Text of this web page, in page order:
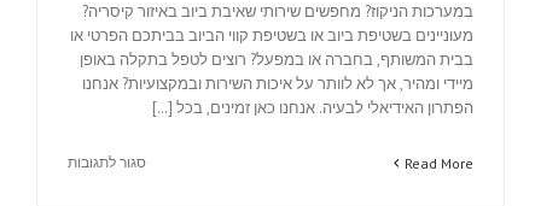
במערכות הניקוז? מחפשים שירותי שאיבת ביוב באיזור קיסריה?
מעוניינים בשטיפת ביוב או בשטיפת קווי הביוב בביתכם הפרטי או
בבית המשותף, בחברה או במפעל? רוצים לטפל בתקלה באופן
מיידי ומהיר, אך לא לוותר על איכות השירות ובמקצועיות? אנחנו
הפתרון האידיאלי לבעיה. אנחנו כאן זמינים, בכל [...]
Read More סגור לתגובותעל